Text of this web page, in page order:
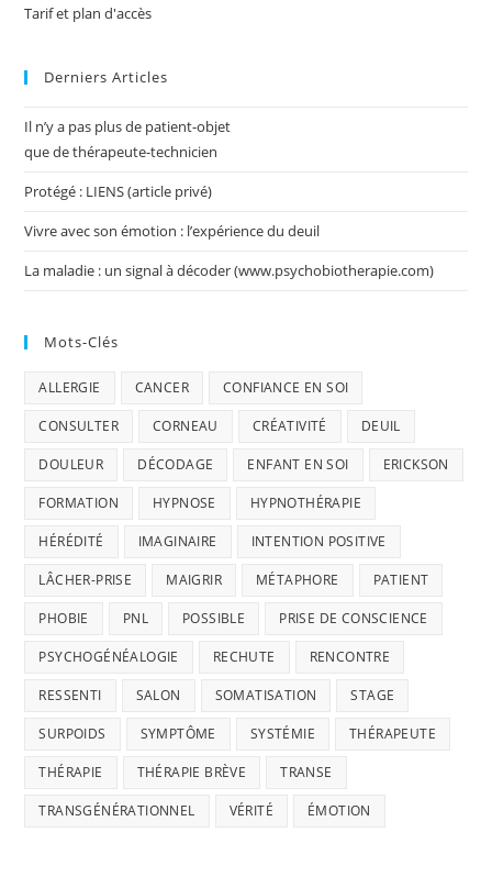
Tarif et plan d'accès
Derniers Articles
Il n’y a pas plus de patient-objet
que de thérapeute-technicien
Protégé : LIENS (article privé)
Vivre avec son émotion : l’expérience du deuil
La maladie : un signal à décoder (www.psychobiotherapie.com)
Mots-Clés
ALLERGIE CANCER CONFIANCE EN SOI
CONSULTER CORNEAU CRÉATIVITÉ DEUIL
DOULEUR DÉCODAGE ENFANT EN SOI ERICKSON
FORMATION HYPNOSE HYPNOTHÉRAPIE
HÉRÉDITÉ IMAGINAIRE INTENTION POSITIVE
LÂCHER-PRISE MAIGRIR MÉTAPHORE PATIENT
PHOBIE PNL POSSIBLE PRISE DE CONSCIENCE
PSYCHOGÉNÉALOGIE RECHUTE RENCONTRE
RESSENTI SALON SOMATISATION STAGE
SURPOIDS SYMPTÔME SYSTÉMIE THÉRAPEUTE
THÉRAPIE THÉRAPIE BRÈVE TRANSE
TRANSGÉNÉRATIONNEL VÉRITÉ ÉMOTION